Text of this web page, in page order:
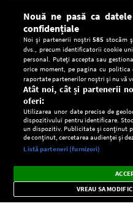
Setări:
Dark
Mode
Radio live, podcasturi,
importante.
Nouă ne pasă ca
confidențiale
Noi și partenerii noștri585 stocăm
dvs., precum identificatorii cookie
personal. Puteți accepta sau
orice moment, pe pagina cu
raportate partenerilor noștri și nu vă
Atât noi, cât și partenerii
oferi:
Utilizarea unor date precise de
dispozitivului pentru identificare.
un dispozitiv. Publicitate și conținut
de conținut, cercetarea audienței și
Listă parteneri (furnizori)
VREAU SA